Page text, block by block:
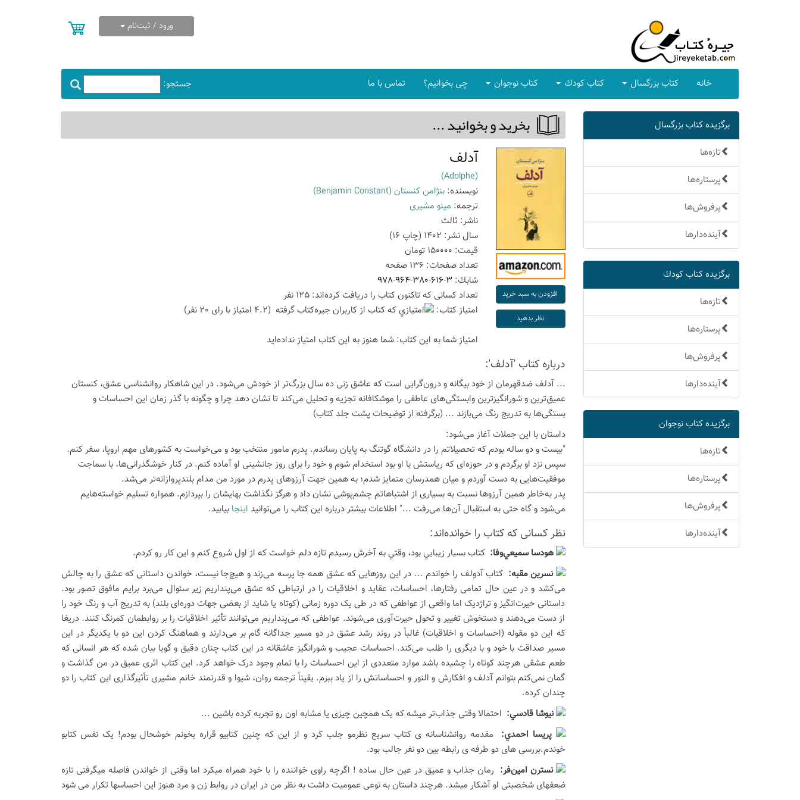
ورود / ثبت‌نام
جستجو: خانه كتاب بزرگسال كتاب كودك كتاب نوجوان چی بخوانیم؟ تماس با ما
برگزیده كتاب بزرگسال
تازه‌ها
پرستاره‌ها
پرفروش‌ها
آینده‌دارها
برگزیده كتاب كودك
تازه‌ها
پرستاره‌ها
پرفروش‌ها
آینده‌دارها
برگزیده كتاب نوجوان
تازه‌ها
پرستاره‌ها
پرفروش‌ها
آینده‌دارها
بخريد و بخوانيد ...
آدلف
(Adolphe)
نویسنده: بنژامن کنستان (Benjamin Constant)
ترجمه: مینو مشیری
ناشر: ثالث
سال نشر: 1402 (چاپ 16
)
قیمت: 150000 تومان
تعداد صفحات: 136 صفحه
شابك: 978-964-380-616-3
تعداد كسانی كه تاكنون كتاب را دریافت كرده‌اند: 125 نفر
امتیاز كتاب:
(4.2 امتیاز با رای 20 نفر)
امتیاز شما به این كتاب: شما هنوز به این كتاب امتیاز نداده‌اید
درباره كتاب 'آدلف':
... آدلف ضدقهرمان از خود بیگانه و درون‌گرایی است که عاشق زنی ده سال بزرگ‌تر از خودش می‌شود. در این شاهکار روانشناسی عشق، کنستان
عمیق‌ترین و شورانگیزترین وابستگی‌های عاطفی را موشکافانه تجزیه و تحلیل می‌کند تا نشان دهد چرا و چگونه با گذر زمان این احساسات و
بستگی‌ها به تدریج رنگ می‌بازند ... (برگرفته از توضیحات پشت جلد کتاب)
داستان با این جملات آغاز می‌شود:
"بیست و دو ساله بودم که تحصیلاتم را در دانشگاه گوتنگ به پایان رساندم. پدرم مامور منتخب بود و می‌خواست به کشورهای مهم اروپا، سفر کنم.
سپس نزد او برگردم و در حوزه‌ای که ریاستش با او بود استخدام شوم و خود را برای روز جانشینی او آماده کنم. در کنار خوشگذرانی‌ها، با سماجت
موفقیت‌هایی به دست آوردم و میان همدرسان متمایز شدم؛ به همین جهت آرزوهای پدرم در مورد من مدام بلندپروازانه‌تر می‌شد.
پدر به‌خاطر همین آرزوها نسبت به بسیاری از اشتباهاتم چشم‌پوشی نشان داد و هرگز نگذاشت بهایشان را بپردازم. همواره تسلیم خواسته‌هایم
می‌شود و گاه حتی به استقبال آن‌ها می‌رفت ..." اطلاعات بیشتر درباره این کتاب را می‌توانید اینجا بیابید.
نظر كسانی كه كتاب را خوانده‌اند:
هودسا سميعي‌وفا:كتاب بسيار زيبايي بود، وقتي به آخرش رسيدم تازه دلم خواست كه از اول شروع كنم و اين كار رو كردم.
نسرين مقبه: کتاب آدولف را خواندم ... در این روزهایی که عشق همه جا پرسه می‌زند و هیچ‌جا نیست، خواندن داستانی که عشق را به چالش
می‌کشد و در عین حال تمامی رفتارها، احساسات، عقاید و اخلاقیات را در ارتباطی که عشق می‌پنداریم زیر سئوال می‌برد برایم مافوق تصور بود.
داستانی حیرت‌انگیز و تراژدیک اما واقعی از عواطفی که در طی یک دوره زمانی (کوتاه یا شاید از بعضی جهات دوره‌ای بلند) به تدریج آب و رنگ خود را
از دست می‌دهند و دستخوش تغییر و تحول حیرت‌آوری می‌شوند. عواطفی که می‌پنداریم می‌توانند تأثیر اخلاقیات را بر روابطمان کمرنگ کنند. دریغا
که این دو مقوله (احساسات و اخلاقیات) غالباً در روند رشد عشق در دو مسیر جداگانه گام بر می‌دارند و هماهنگ کردن این دو با یکدیگر در این
مسیر صداقت با خود و با دیگری را طلب می‌کند. احساسات عجیب و شورانگیز عاشقانه در این کتاب چنان دقیق و گویا بیان شده که هر انسانی که
طعم عشقی هرچند کوتاه را چشیده باشد موارد متعددی از این احساسات را با تمام وجود درک خواهد کرد. این کتاب اثری عمیق در من گذاشت و
گمان نمی‌کنم بتوانم آدلف و افکارش و النور و احساساتش را از یاد ببرم. یقیناً ترجمه روان، شیوا و قدرتمند خانم مشیری تأثیرگذاری این کتاب را دو
چندان کرده.
نيوشا قادسي: احتمالا وقتی جذاب‌تر میشه که یک همچین چیزی یا مشابه اون رو تجربه کرده باشین ...
پريسا احمدي: مقدمه روانشناسانه ی کتاب سریع نظرمو جلب کرد و از این که چنین کتابیو قراره بخونم خوشحال بودم! یک نفس کتابو
خوندم.بررسی های دو طرفه ی رابطه بین دو نفر جالب بود.
نسترن امين‌فر: رمان جذاب و عمیق در عین حال ساده ! اگرچه راوی خواننده را با خود همراه میکرد اما وقتی از خواندن فاصله میگرفتی تازه
ضعفهای شخصیتی او آشکار میشد. هرچند داستان به نوعی عمومیت داشت به نظر من در ایران در روابط زن و مرد هنوز این احساسها تکرار می شود